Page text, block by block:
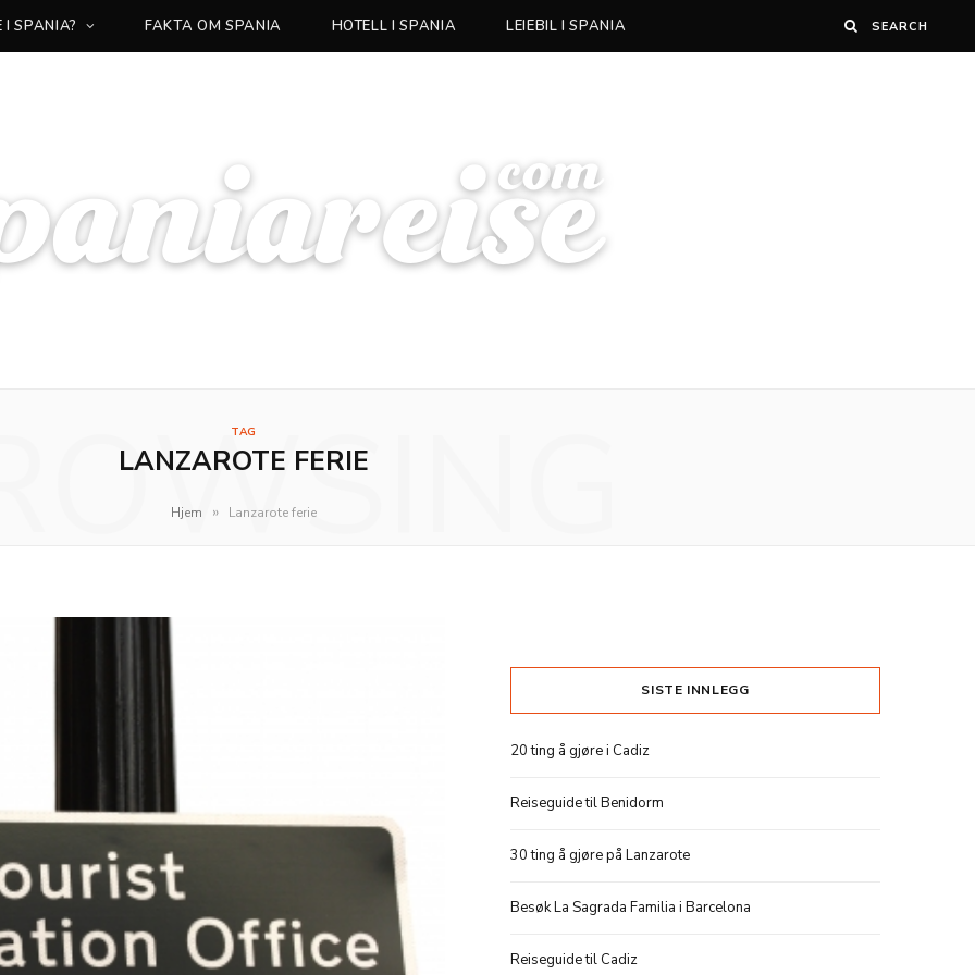
SPANIA? FAKTA OM SPANIA HOTELL I SPANIA LEIEBIL I SPANIA
TAG
LANZAROTE FERIE
Hjem » Lanzarote ferie
SISTE INNLEGG
20 ting å gjøre i Cadiz
Reiseguide til Benidorm
30 ting å gjøre på Lanzarote
Besøk La Sagrada Familia i Barcelona
Reiseguide til Cadiz